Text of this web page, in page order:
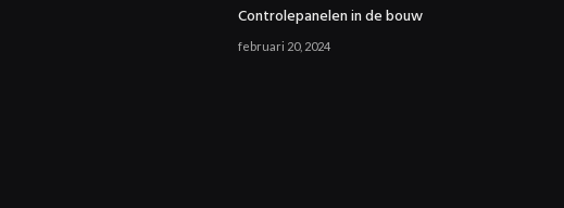
Controlepanelen in de bouw
februari 20, 2024